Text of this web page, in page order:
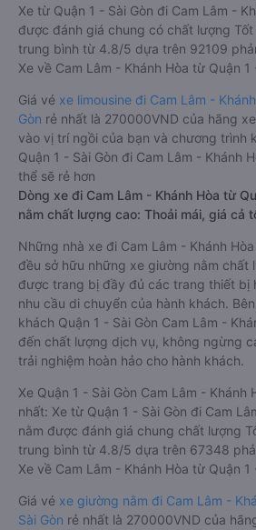
Xe từ Quận 1 - Sài Gòn đi Cam Lâm -
được đánh giá chung có chất lượng
trung bình từ 4.8/5 dựa trên 92109
Xe về Cam Lâm - Khánh Hòa từ Quận 1
Giá vé xe limousine đi Cam Lâm -
Gòn rẻ nhất là 270000VND của hãng
vào vị trí ngồi của bạn và chương trình
Quận 1 - Sài Gòn đi Cam Lâm - Khánh
thể sẽ rẻ hơn
Dòng xe đi Cam Lâm - Khánh Hòa từ
nằm chất lượng cao: Thoải mái, giá cả
Những nhà xe đi Cam Lâm - Khánh
đều sở hữu những xe giường nằm chất
được trang bị đầy đủ các trang thiết bị
nhu cầu di chuyển của hành khách.
khách Quận 1 - Sài Gòn Cam Lâm -
đến chất lượng dịch vụ, không ngừng
trải nghiệm hoàn hảo cho hành khách.
Xe Quận 1 - Sài Gòn Cam Lâm - Khánh
nhất: Xe từ Quận 1 - Sài Gòn đi Cam
nằm được đánh giá chung chất lượng
trung bình từ 4.8/5 dựa trên 67348
Xe về Cam Lâm - Khánh Hòa từ Quận 1
Giá vé xe giường nằm đi Cam Lâm -
Sài Gòn rẻ nhất là 270000VND của